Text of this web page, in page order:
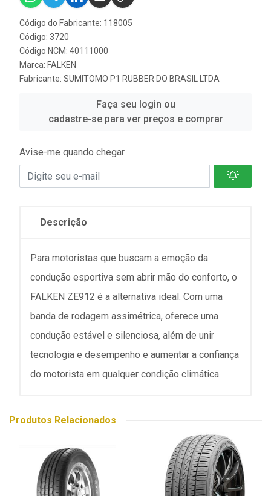
Código do Fabricante: 118005
Código: 3720
Código NCM: 40111000
Marca: FALKEN
Fabricante: SUMITOMO P1 RUBBER DO BRASIL LTDA
Faça seu login ou
cadastre-se para ver preços e comprar
Avise-me quando chegar
Descrição
Para motoristas que buscam a emoção da
condução esportiva sem abrir mão do conforto, o
FALKEN ZE912 é a alternativa ideal. Com uma
banda de rodagem assimétrica, oferece uma
condução estável e silenciosa, além de unir
tecnologia e desempenho e aumentar a confiança
do motorista em qualquer condição climática.
Produtos Relacionados